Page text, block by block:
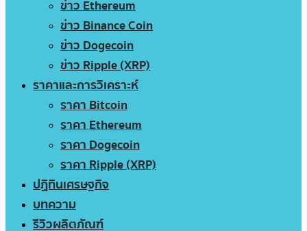
ข่าว Ethereum
ข่าว Binance Coin
ข่าว Dogecoin
ข่าว Ripple (XRP)
ราคาและการวิเคราะห์
ราคา Bitcoin
ราคา Ethereum
ราคา Dogecoin
ราคา Ripple (XRP)
ปฏิทินเศรษฐกิจ
บทความ
รีวิวผลิตภัณฑ์